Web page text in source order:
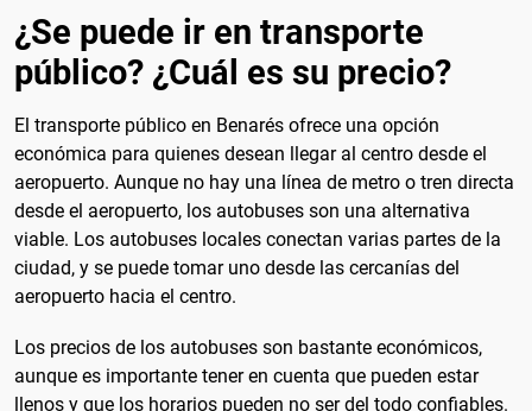
¿Se puede ir en transporte
público? ¿Cuál es su precio?
El transporte público en Benarés ofrece una opción
económica para quienes desean llegar al centro desde el
aeropuerto. Aunque no hay una línea de metro o tren directa
desde el aeropuerto, los autobuses son una alternativa
viable. Los autobuses locales conectan varias partes de la
ciudad, y se puede tomar uno desde las cercanías del
aeropuerto hacia el centro.
Los precios de los autobuses son bastante económicos,
aunque es importante tener en cuenta que pueden estar
llenos y que los horarios pueden no ser del todo confiables.